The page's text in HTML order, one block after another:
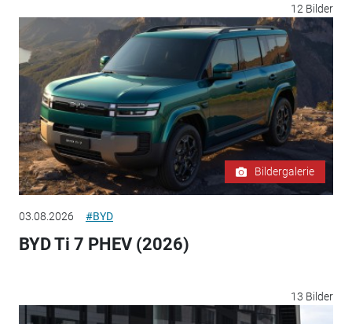
12 Bilder
Bildergalerie
03.08.2026 #BYD
BYD Ti 7 PHEV (2026)
13 Bilder